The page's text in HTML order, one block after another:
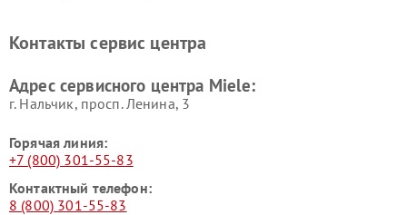
Miele
Miele
пылесосов Miele
Контакты сервис центра
Адрес сервисного центра Miele:
г. Нальчик, просп. Ленина, 3
Горячая линия:
+7 (800) 301-55-83
Контактный телефон:
8 (800) 301-55-83